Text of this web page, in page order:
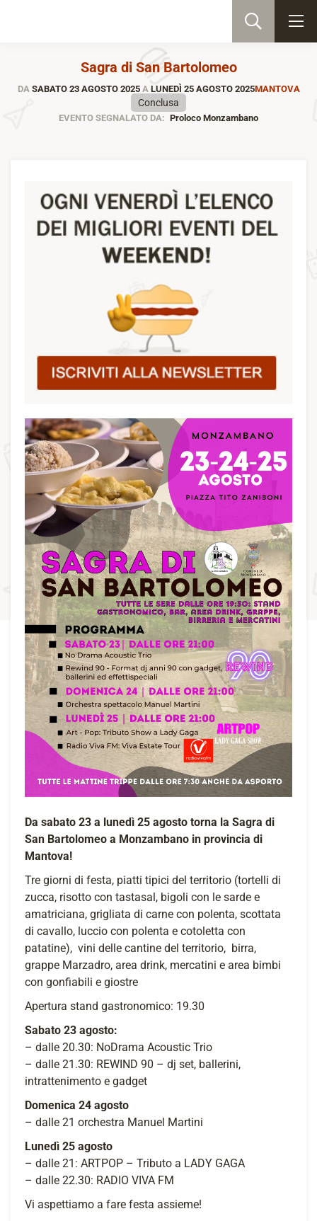
Sagra di San Bartolomeo
DASABATO 23 AGOSTO 2025 ALUNEDÌ 25 AGOSTO 2025MANTOVA
Conclusa
EVENTO SEGNALATO DA: Proloco Monzambano
Da sabato 23 a lunedì 25 agosto torna la Sagra di
San Bartolomeo a Monzambano in provincia di
Mantova!
Tre giorni di festa, piatti tipici del territorio (tortelli di
zucca, risotto con tastasal, bigoli con le sarde e
amatriciana, grigliata di carne con polenta, scottata
di cavallo, luccio con polenta e cotoletta con
patatine), vini delle cantine del territorio, birra,
grappe Marzadro, area drink, mercatini e area bimbi
con gonfiabili e giostre
Apertura stand gastronomico: 19.30
Sabato 23 agosto:
– dalle 20.30: NoDrama Acoustic Trio
– dalle 21.30: REWIND 90 – dj set, ballerini,
intrattenimento e gadget
Domenica 24 agosto
– dalle 21 orchestra Manuel Martini
Lunedì 25 agosto
– dalle 21: ARTPOP – Tributo a LADY GAGA
– dalle 22.30: RADIO VIVA FM
Vi aspettiamo a fare festa assieme!